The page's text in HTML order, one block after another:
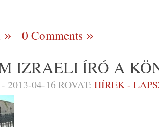
0 Comments
IZRAELI ÍRÓ A
- 2013-04-16 ROVAT: HÍREK -